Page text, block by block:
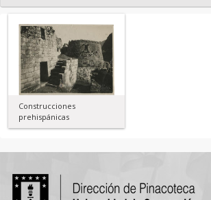
Construcciones
prehispánicas